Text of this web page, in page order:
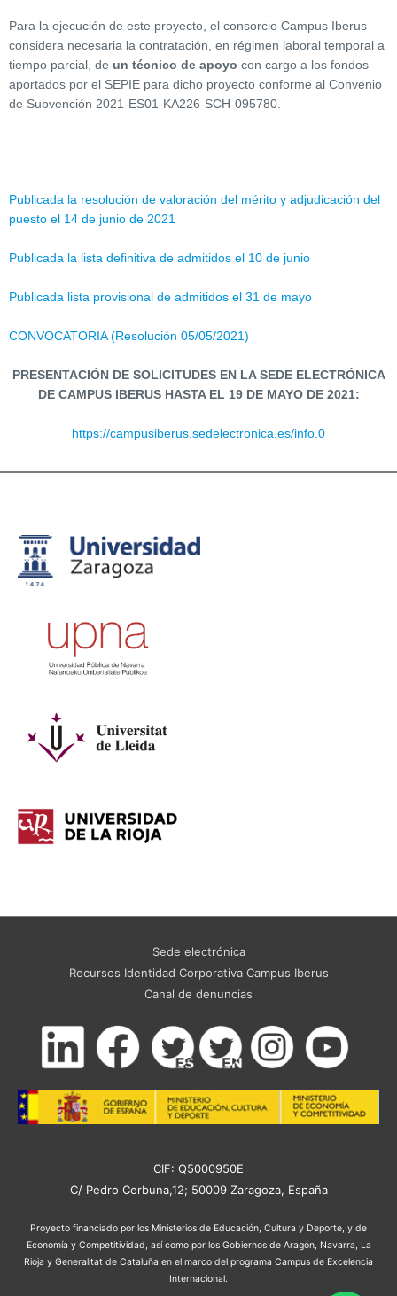
Para la ejecución de este proyecto, el consorcio Campus Iberus
considera necesaria la contratación, en régimen laboral temporal a
tiempo parcial, de un técnico de apoyo con cargo a los fondos
aportados por el SEPIE para dicho proyecto conforme al Convenio
de Subvención 2021-ES01-KA226-SCH-095780.
Publicada la resolución de valoración del mérito y adjudicación del
puesto el 14 de junio de 2021
Publicada la lista definitiva de admitidos el 10 de junio
Publicada lista provisional de admitidos el 31 de mayo
CONVOCATORIA (Resolución 05/05/2021)
PRESENTACIÓN DE SOLICITUDES EN LA SEDE ELECTRÓNICA
DE CAMPUS IBERUS HASTA EL 19 DE MAYO DE 2021:
https://campusiberus.sedelectronica.es/info.0
Sede electrónica
Recursos Identidad Corporativa Campus Iberus
Canal de denuncias
CIF: Q5000950E
C/ Pedro Cerbuna,12; 50009 Zaragoza, España
Proyecto financiado por los Ministerios de Educación, Cultura y Deporte, y de
Economía y Competitividad, así como por los Gobiernos de Aragón, Navarra, La
Rioja y Generalitat de Cataluña en el marco del programa Campus de Excelencia
Internacional.